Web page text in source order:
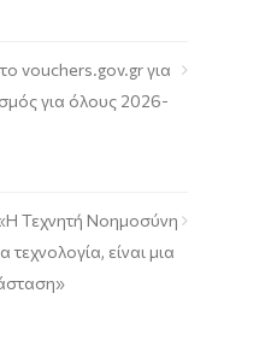
vouchers.gov.gr για
για όλους 2026-
Τεχνητή Νοημοσύνη
τεχνολογία, είναι μια